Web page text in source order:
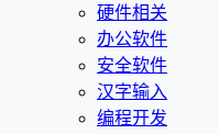
硬件相关
办公软件
安全软件
汉字输入
编程开发